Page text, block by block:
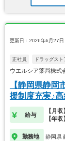
更新日：2026年6月27日
正社員 ドラッグスト
ウエルシア薬局株
【静岡県静
援制度充実♪
給与
【月
【年
勤務地 静岡県